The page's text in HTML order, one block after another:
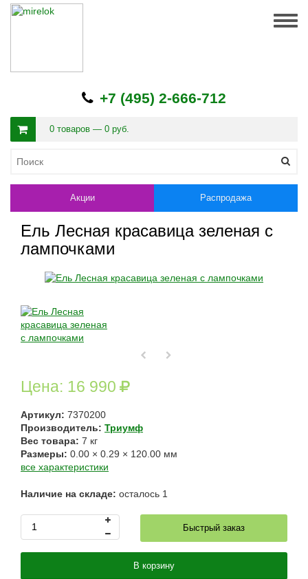
+7 (495) 2-666-712
0 товаров — 0 руб.
Акции Распродажа
Ель Лесная красавица зеленая с
лампочками
Цена: 16 990
Артикул: 7370200
Производитель: Триумф
Вес товара: 7 кг
Размеры: 0.00 × 0.29 × 120.00 мм
все характеристики
Наличие на складе: осталось 1
Быстрый заказ
В корзину